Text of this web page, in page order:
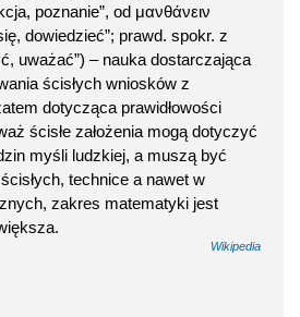
poznanie”, od μανθάνειν
dowiedzieć”; prawd. spokr. z
uważać”) – nauka dostarczająca
ścisłych wniosków z
dotycząca prawidłowości
ścisłe założenia mogą dotyczyć
myśli ludzkiej, a muszą być
technice a nawet w
zakres matematyki jest
Wikipedia